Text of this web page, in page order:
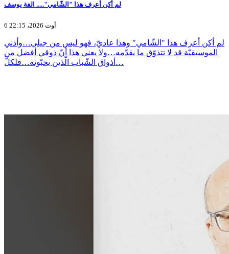
لم أكن أعرف هذا "الشّامي"..... الفة يوسف
6 أوت 2026، 22:15
لم أكن أعرف هذا "الشّامي" وهذا عاديّ، فهو ليس من جيلي…وأذني
الموسيقيّة قد لا تتذوّق ما يقدّمه…ولا يعني هذا أنّ ذوقي أفضل من
أذواق الشّباب الّذين يحبّونه…فلكلّ…